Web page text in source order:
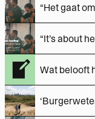
“Het gaat